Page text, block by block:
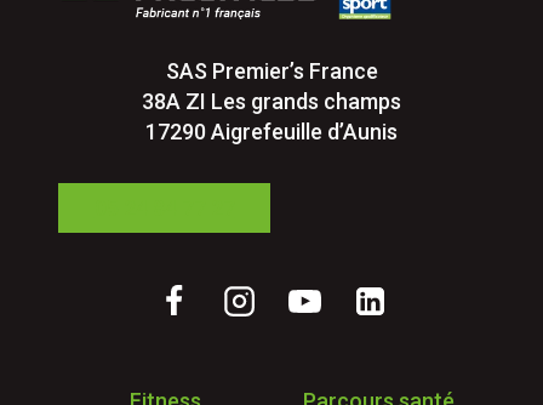
SAS Premier’s France
38A ZI Les grands champs
17290 Aigrefeuille d’Aunis